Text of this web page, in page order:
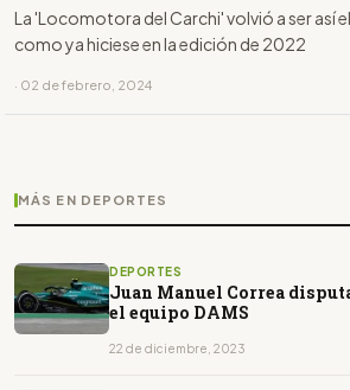
La 'Locomotora del Carchi' volvió a ser así
como ya hiciese en la edición de 2022
· 02 de febrero, 2024
MÁS EN DEPORTES
DEPORTES
Juan Manuel Correa
el equipo DAMS
22 de diciembre, 2023